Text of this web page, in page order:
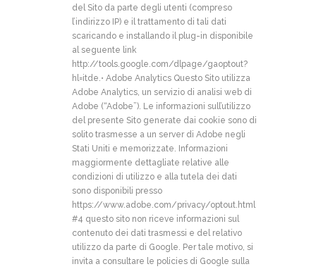
del Sito da parte degli utenti (compreso
l’indirizzo IP) e il trattamento di tali dati
scaricando e installando il plug-in disponibile
al seguente link
http://tools.google.com/dlpage/gaoptout?
hl=itde. • Adobe Analytics Questo Sito utilizza
Adobe Analytics, un servizio di analisi web di
Adobe (“Adobe”). Le informazioni sull’utilizzo
del presente Sito generate dai cookie sono di
solito trasmesse a un server di Adobe negli
Stati Uniti e memorizzate. Informazioni
maggiormente dettagliate relative alle
condizioni di utilizzo e alla tutela dei dati
sono disponibili presso
https://www.adobe.com/privacy/optout.html
#4 questo sito non riceve informazioni sul
contenuto dei dati trasmessi e del relativo
utilizzo da parte di Google. Per tale motivo, si
invita a consultare le policies di Google sulla